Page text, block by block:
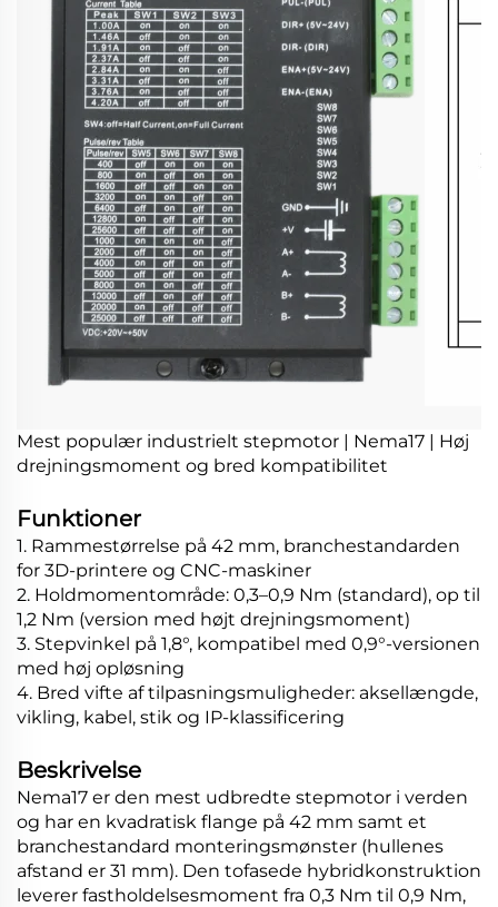
Mest populær industrielt stepmotor | Nema17 | Høj
drejningsmoment og bred kompatibilitet
Funktioner
1. Rammestørrelse på 42 mm, branchestandarden
for 3D-printere og CNC-maskiner
2. Holdmomentområde: 0,3–0,9 Nm (standard), op til
1,2 Nm (version med højt drejningsmoment)
3. Stepvinkel på 1,8°, kompatibel med 0,9°-versionen
med høj opløsning
4. Bred vifte af tilpasningsmuligheder: aksellængde,
vikling, kabel, stik og IP-klassificering
Beskrivelse
Nema17 er den mest udbredte stepmotor i verden
og har en kvadratisk flange på 42 mm samt et
branchestandard monteringsmønster (hullenes
afstand er 31 mm). Den tofasede hybridkonstruktion
leverer fastholdelsesmoment fra 0,3 Nm til 0,9 Nm,